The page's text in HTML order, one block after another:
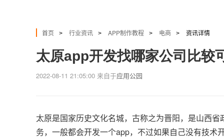
首页 > 行业资讯 > APP制作教程 > 电商 > 资讯详情
太原app开发找哪家公司比较
2022-08-11 21:05:00 来自于应用公园
太原是国家历史文化名城，古称之为晋阳，是山西
务，一般都会开发一个app，不过如果自己没有技术